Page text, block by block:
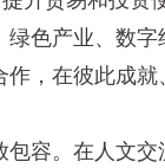
色产业、数字
作，在彼此成就
容。在人文交